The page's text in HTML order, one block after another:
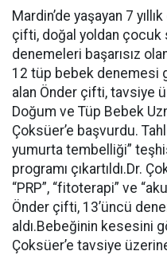
Mardin’de yaşayan 7
çifti, doğal yoldan çocuk
denemeleri başarısız
12 tüp bebek denemesi
alan Önder çifti, tavsiye
Doğum ve Tüp Bebek
Çoksüer’e başvurdu.
yumurta tembelliği”
programı çıkartıldı.Dr.
“PRP”, “fitoterapi” ve
Önder çifti, 13’üncü
aldı.Bebeğinin kesesini
Çoksüer’e tavsiye